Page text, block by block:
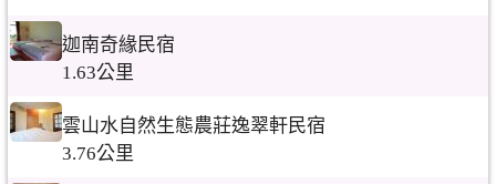
迦南奇緣民宿
1.63公里
雲山水自然生態農莊逸翠軒民宿
3.76公里